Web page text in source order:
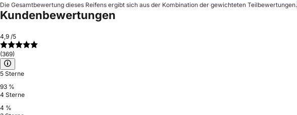
Die Gesamtbewertung dieses Reifens ergibt sich aus der Kombination der gewichteten Teilbewertungen.
Kundenbewertungen
4,9 /5
(369)
5 Sterne
93 %
4 Sterne
4 %